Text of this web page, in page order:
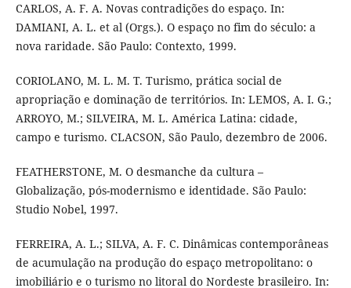
CARLOS, A. F. A. Novas contradições do espaço. In:
DAMIANI, A. L. et al (Orgs.). O espaço no fim do século: a
nova raridade. São Paulo: Contexto, 1999.
CORIOLANO, M. L. M. T. Turismo, prática social de
apropriação e dominação de territórios. In: LEMOS, A. I. G.;
ARROYO, M.; SILVEIRA, M. L. América Latina: cidade,
campo e turismo. CLACSON, São Paulo, dezembro de 2006.
FEATHERSTONE, M. O desmanche da cultura –
Globalização, pós-modernismo e identidade. São Paulo:
Studio Nobel, 1997.
FERREIRA, A. L.; SILVA, A. F. C. Dinâmicas contemporâneas
de acumulação na produção do espaço metropolitano: o
imobiliário e o turismo no litoral do Nordeste brasileiro. In: